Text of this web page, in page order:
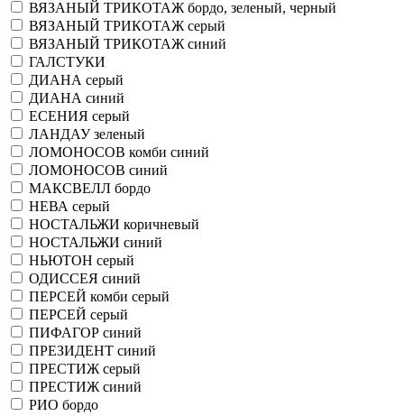
ВЯЗАНЫЙ ТРИКОТАЖ бордо, зеленый, черный
ВЯЗАНЫЙ ТРИКОТАЖ серый
ВЯЗАНЫЙ ТРИКОТАЖ синий
ГАЛСТУКИ
ДИАНА серый
ДИАНА синий
ЕСЕНИЯ серый
ЛАНДАУ зеленый
ЛОМОНОСОВ комби синий
ЛОМОНОСОВ синий
МАКСВЕЛЛ бордо
НЕВА серый
НОСТАЛЬЖИ коричневый
НОСТАЛЬЖИ синий
НЬЮТОН серый
ОДИССЕЯ синий
ПЕРСЕЙ комби серый
ПЕРСЕЙ серый
ПИФАГОР синий
ПРЕЗИДЕНТ синий
ПРЕСТИЖ серый
ПРЕСТИЖ синий
РИО бордо